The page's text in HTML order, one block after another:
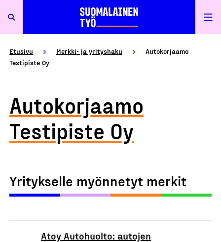
Etusivu Merkki- ja yrityshaku
Autokorjaamo
Testipiste Oy
Autokorjaamo
Testipiste Oy
Yritykselle myönnetyt merkit
Atoy Autohuolto: autojen